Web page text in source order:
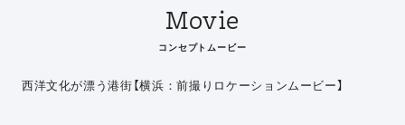
Movie
コンセプトムービー
西洋文化が漂う港街【横浜：前撮りロケーションムービー】